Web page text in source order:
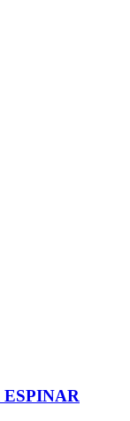
ESPINAR